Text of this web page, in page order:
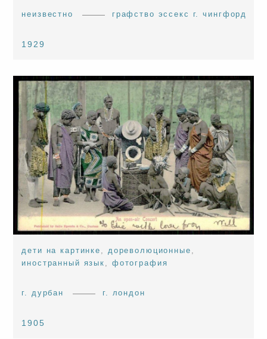
неизвестно графство эссекс г. чингфорд
1929
дети на картинке , дореволюционные ,
иностранный язык , фотография
г. дурбан г. лондон
1905